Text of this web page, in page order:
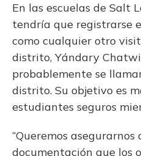
En las escuelas de Salt
tendría que registrarse
como cualquier otro
distrito, Yándary
probablemente se
distrito. Su objetivo es
estudiantes seguros
“Queremos
documentación que los